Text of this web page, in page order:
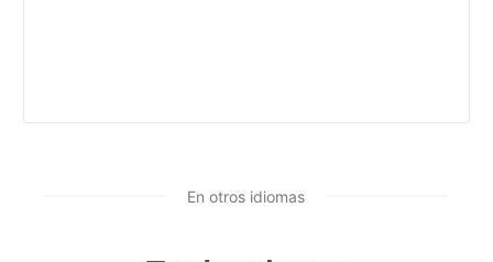
En otros idiomas